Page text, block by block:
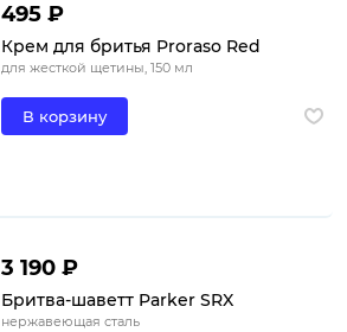
495 ₽
Крем для бритья Proraso Red
для жесткой щетины, 150 мл
В корзину
3 190 ₽
Бритва-шаветт Parker SRX
нержавеющая сталь